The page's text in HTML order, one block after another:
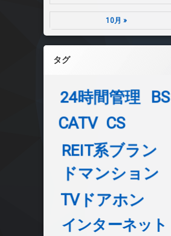
10月 »
タグ
24時間管理
BS
CATV CS
REIT系ブラン
ドマンション
TVドアホン
インターネット